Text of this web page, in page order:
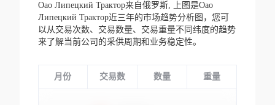
Оао Липецкий Трактор来自俄罗斯,
上图是Оао
Липецкий Трактор近三年的市场趋势分析图，您可
以从交易次数、交易数量、交易重量不同纬度的趋势
来了解当前公司的采供周期和业务稳定性。
月份 交易数 数量 重量